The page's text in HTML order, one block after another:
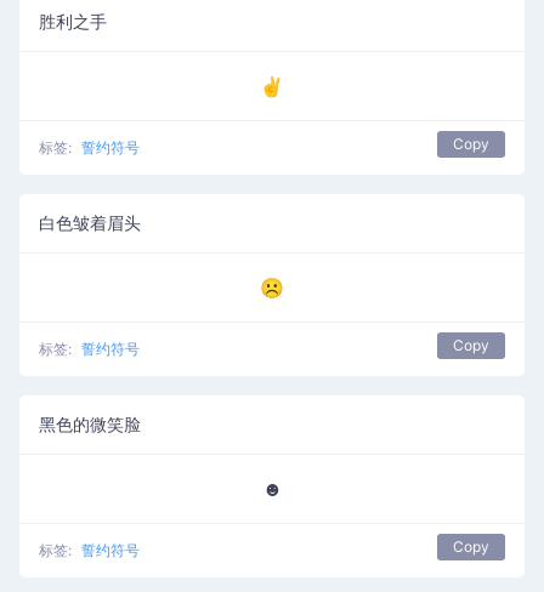
胜利之手
✌
标签: 誓约符号 Copy
白色皱着眉头
☹
标签: 誓约符号 Copy
黑色的微笑脸
☻
标签: 誓约符号 Copy